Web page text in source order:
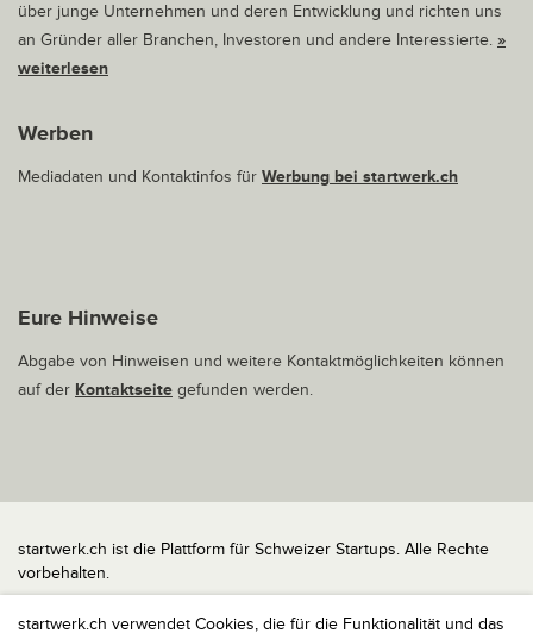
startwerk.ch verwendet Cookies, die für die Funktionalität und das
über junge Unternehmen und deren Entwicklung und richten uns
an Gründer aller Branchen, Investoren und andere Interessierte. »
weiterlesen
Werben
Mediadaten und Kontaktinfos für Werbung bei startwerk.ch
Eure Hinweise
Abgabe von Hinweisen und weitere Kontaktmöglichkeiten können
auf der Kontaktseite gefunden werden.
startwerk.ch ist die Plattform für Schweizer Startups. Alle Rechte
vorbehalten.
Impressum